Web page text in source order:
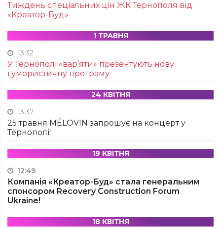
Тиждень спеціальних цін ЖК Тернополя від
«Креатор-Буд»
1 ТРАВНЯ
13:32
У Тернополі «вар’яти» презентують нову
гумористичну програму
24 КВІТНЯ
13:37
25 травня MÉLOVIN запрошує на концерт у
Тернополі!
19 КВІТНЯ
12:49
Компанія «Креатор-Буд» стала генеральним
спонсором Recovery Construction Forum
Ukraine!
18 КВІТНЯ